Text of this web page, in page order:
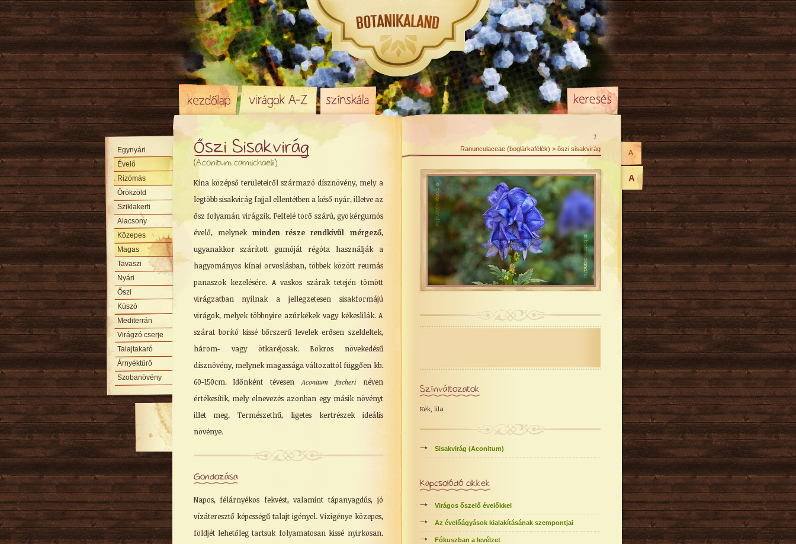
Őszi Sisakvirág
(Aconitum carmichaelii)
Kína középső területeiről származó dísznövény, mely a
legtöbb sisakvirág fajjal ellentétben a késő nyár, illetve az
ősz folyamán virágzik. Felfelé törő szárú, gyökérgumós
évelő, melynek minden része rendkívül mérgező,
ugyanakkor szárított gumóját régóta használják a
hagyományos kínai orvoslásban, többek között reumás
panaszok kezelésére. A vaskos szárak tetején tömött
virágzatban nyílnak a jellegzetesen sisakformájú
virágok, melyek többnyire azúrkékek vagy kékeslilák. A
szárat borító kissé bőrszerű levelek erősen szeldeltek,
három- vagy ötkaréjosak. Bokros növekedésű
dísznövény, melynek magassága változattól függően kb.
60-150cm. Időnként tévesen Aconitum fischerinéven
értékesítik, mely elnevezés azonban egy másik növényt
illet meg. Természethű, ligetes kertrészek ideális
növénye.
Gondozása
Napos, félárnyékos fekvést, valamint tápanyagdús, jó
vízáteresztő képességű talajt igényel. Vízigénye közepes,
földjét lehetőleg tartsuk folyamatosan kissé nyirkosan.
Ranunculaceae (boglárkafélék) > őszi sisakvirág
2
Színváltozatok
Kék, lila
Sisakvirág (Aconitum)
Kapcsolódó cikkek
Virágos őszelő évelőkkel
Az évelőágyások kialakításának szempontjai
Fókuszban a levélzet
A
A
Egynyári
Évelő
Rizómás
Örökzöld
Sziklakerti
Alacsony
Közepes
Magas
Tavaszi
Nyári
Őszi
Kúszó
Mediterrán
Virágzó cserje
Talajtakaró
Árnyéktűrő
Szobanövény